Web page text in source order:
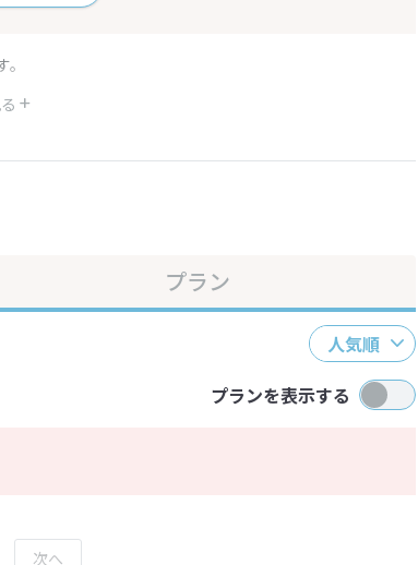
す。最終確認画面でご確認ください。
プラン
人気順
プランを表示する